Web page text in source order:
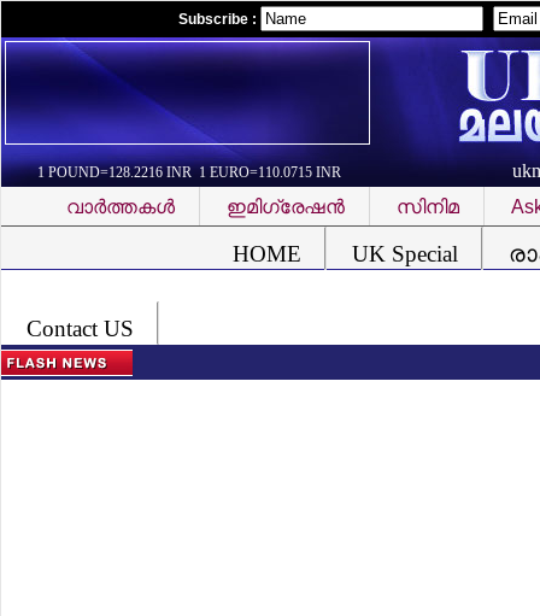
Subscribe :
1 POUND=128.2216 INR 1 EURO=110.0715 INR
വാര്‍ത്തകള്‍
ഇമിഗ്രേഷന്‍ സിനിമ
HOME UK Special
Contact US